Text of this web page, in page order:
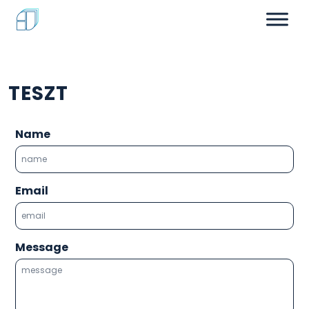
TESZT
Name
Email
Message